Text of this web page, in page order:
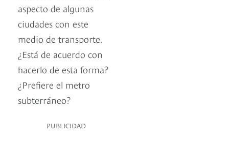
aspecto de algunas
ciudades con este
medio de transporte.
¿Está de acuerdo con
hacerlo de esta forma?
¿Prefiere el metro
subterráneo?
PUBLICIDAD